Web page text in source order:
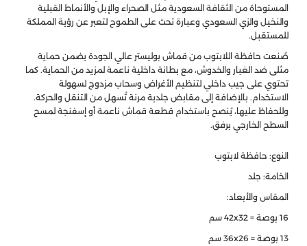
المستوحاة من الثقافة السعودية مثل الصحراء والإبل والأنماط القبلية
والنخيل والزي السعودي وعبارة تحث على الطموح لتعبر عن رؤية المملكة
للمستقبل.
صُنعت حافظة اللابتوب من قماش بوليستر عالي الجودة يضمن حماية
مثلى ضد الغبار والخدوش، مع بطانة داخلية ناعمة لمزيد من الحماية. كما
تحتوي على جيب داخلي لتنظيم الأغراض وسحاب مزدوج لسهولة
الاستخدام. بالإضافة إلى مقابض جلدية مرنة تُسهل من التنقل والحركة.
وللحفاظ عليها، يُنصح باستخدام قطعة قماش ناعمة أو إسفنجة لمسح
السطح الخارجي برفق.
النوع: حافظة لابتوب
الخامة: جلد
المقاس والأبعاد:
16 بوصة = 42x32 سم
13 بوصة = 36x26 سم